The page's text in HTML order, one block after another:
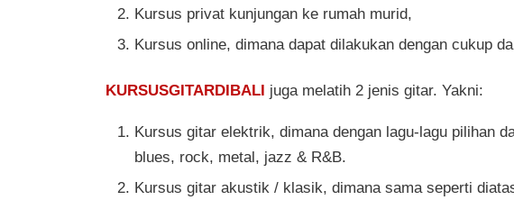
Kursus privat kunjungan ke rumah murid,
Kursus online, dimana dapat dilakukan dengan cukup
KURSUSGITARDIBALI juga melatih 2 jenis gitar. Yakni:
Kursus gitar elektrik, dimana dengan lagu-lagu pilihan
blues, rock, metal, jazz & R&B.
Kursus gitar akustik / klasik, dimana sama seperti